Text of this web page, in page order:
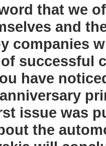
that we
and
companies
successful
have
issue was
the